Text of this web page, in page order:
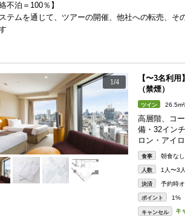
不泊＝100％】
テムを通じて、ツアーの開催、他社への転売、
1/4
【〜3名利
（禁煙）
ツイン
高層階、コ
備・32イン
ロン・アイ
食事 朝食な
人数 1人〜3
決済 予約時
ポイント 1%
キャンセル